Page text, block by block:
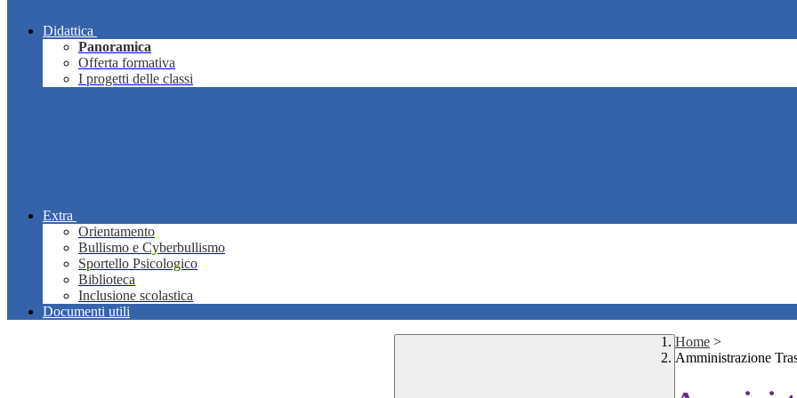
Didattica
Panoramica
Offerta formativa
I progetti delle classi
Extra
Orientamento
Bullismo e Cyberbullismo
Sportello Psicologico
Biblioteca
Inclusione scolastica
Documenti utili
Home >
Amministrazione